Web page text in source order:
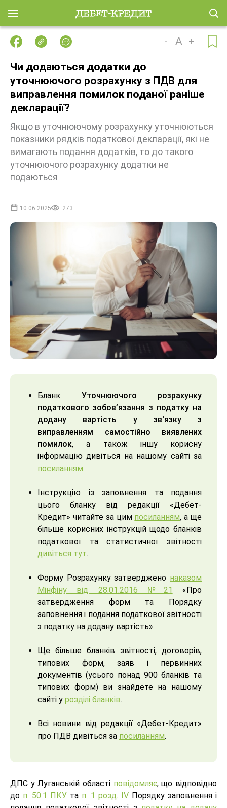
- A +
Чи додаються додатки до
уточнюючого розрахунку з ПДВ для
виправлення помилок поданої раніше
декларації?
Якщо в уточнюючому розрахунку уточнюються
показники рядків податкової декларації, які не
вимагають подання додатків, то до такого
уточнюючого розрахунку додатки не
подаються
10.06.2025 273
Бланк Уточнюючого розрахунку
податкового зобов’язання з податку на
додану вартість у зв'язку з
виправленням самостійно виявлених
помилок, а також іншу корисну
інформацію дивіться на нашому сайті за
посиланням.
Інструкцію із заповнення та подання
цього бланку від редакції «Дебет-
Кредит» читайте за цим посиланням, а ще
більше корисних інструкцій щодо бланків
податкової та статистичної звітності
дивіться тут.
Форму Розрахунку затверджено наказом
Мінфіну від 28.01.2016 №21
«Про
затвердження форм та Порядку
заповнення і подання податкової звітності
з податку на додану вартість».
Ще більше бланків звітності, договорів,
типових форм, заяв і первинних
документів (усього понад 900 бланків та
типових форм) ви знайдете на нашому
сайті у розділі бланків.
Всі новини від редакції «Дебет-Кредит»
про ПДВ дивіться за посиланням.
ДПС у Луганській області повідомляє, що відповідно
до п. 50.1 ПКУ та п. 1 розд. IV Порядку заповнення і